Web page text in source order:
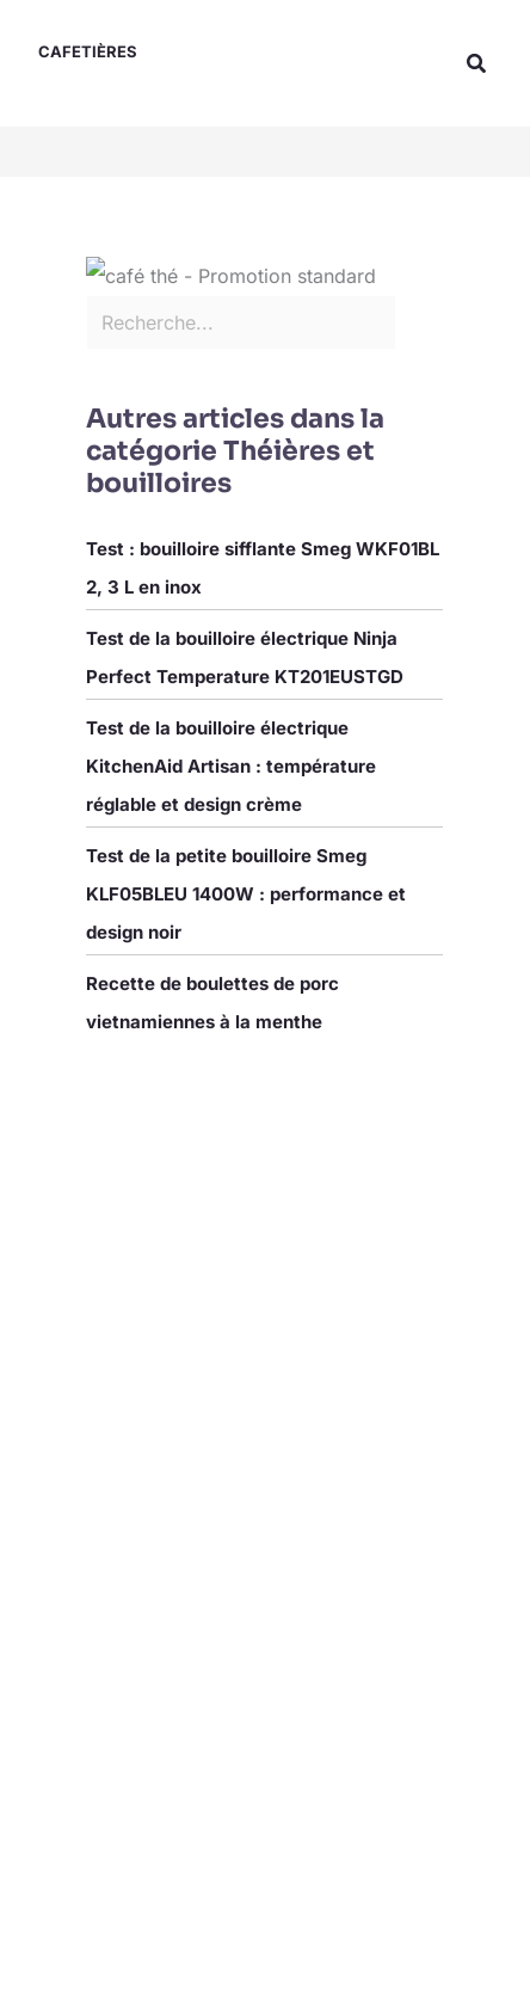
CAFETIÈRES
Autres articles dans la
catégorie Théières et
bouilloires
Test : bouilloire sifflante Smeg WKF01BL
2, 3 L en inox
Test de la bouilloire électrique Ninja
Perfect Temperature KT201EUSTGD
Test de la bouilloire électrique
KitchenAid Artisan : température
réglable et design crème
Test de la petite bouilloire Smeg
KLF05BLEU 1400W : performance et
design noir
Recette de boulettes de porc
vietnamiennes à la menthe